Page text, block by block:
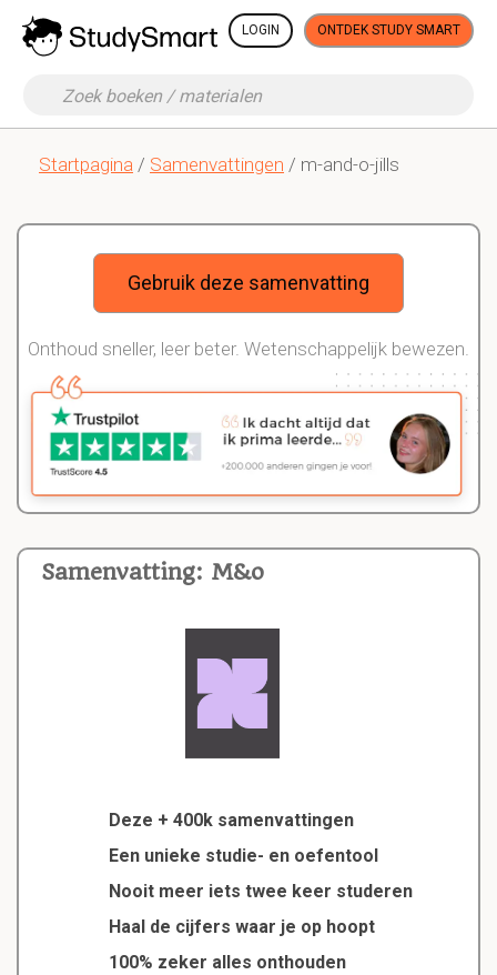
LOGIN ONTDEK STUDY SMART
Startpagina / Samenvattingen / m-and-o-jills
Samenvatting: M&o
Deze + 400k samenvattingen
Een unieke studie- en oefentool
Nooit meer iets twee keer studeren
Haal de cijfers waar je op hoopt
100% zeker alles onthouden
Gebruik deze samenvatting
Onthoud sneller, leer beter. Wetenschappelijk bewezen.